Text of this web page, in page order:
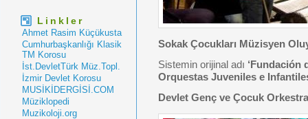
Linkler
Ahmet Rasim Küçükusta
Cumhurbaşkanlığı Klasik
TM Korosu
İst.DevletTürk Müz.Topl.
İzmir Devlet Korosu
MUSİKİDERGİSİ.COM
Müziklopedi
Muzikoloji.org
Sokak Çocukları Müzisyen
Sistemin orijinal adı ‘Fundación
Orquestas Juveniles e
Devlet Genç ve Çocuk